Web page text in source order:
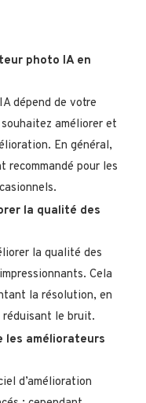
photo IA en
dépend de votre
améliorer et
En général,
recommandé pour les
la qualité des
la qualité des
Cela
la résolution, en
le bruit.
les améliorateurs
d’amélioration